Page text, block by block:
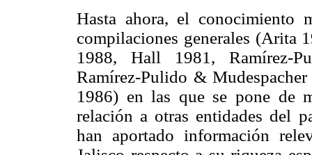
Hasta ahora, el conocimiento
compilaciones generales (Arita
1988, Hall 1981, Ramírez-
Ramírez-Pulido &
1986) en las que se pone de
relación a otras entidades del
han aportado información